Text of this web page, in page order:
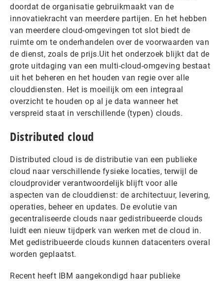
doordat de organisatie gebruikmaakt van de
innovatiekracht van meerdere partijen. En het hebben
van meerdere cloud-omgevingen tot slot biedt de
ruimte om te onderhandelen over de voorwaarden van
de dienst, zoals de prijs.Uit het onderzoek blijkt dat de
grote uitdaging van een multi-cloud-omgeving bestaat
uit het beheren en het houden van regie over alle
clouddiensten. Het is moeilijk om een integraal
overzicht te houden op al je data wanneer het
verspreid staat in verschillende (typen) clouds.
Distributed cloud
Distributed cloud is de distributie van een publieke
cloud naar verschillende fysieke locaties, terwijl de
cloudprovider verantwoordelijk blijft voor alle
aspecten van de clouddienst: de architectuur, levering,
operaties, beheer en updates. De evolutie van
gecentraliseerde clouds naar gedistribueerde clouds
luidt een nieuw tijdperk van werken met de cloud in.
Met gedistribueerde clouds kunnen datacenters overal
worden geplaatst.
Recent heeft IBM aangekondigd haar publieke